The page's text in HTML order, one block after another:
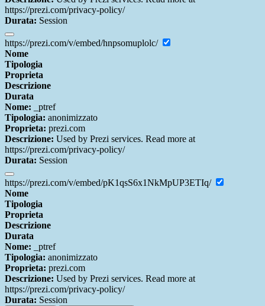
https://prezi.com/privacy-policy/
Durata: Session
https://prezi.com/v/embed/hnpsomuplolc/
Nome
Tipologia
Proprieta
Descrizione
Durata
Nome: _ptref
Tipologia: anonimizzato
Proprieta: prezi.com
Descrizione: Used by Prezi services. Read more at
https://prezi.com/privacy-policy/
Durata: Session
https://prezi.com/v/embed/pK1qsS6x1NkMpUP3ETIq/
Nome
Tipologia
Proprieta
Descrizione
Durata
Nome: _ptref
Tipologia: anonimizzato
Proprieta: prezi.com
Descrizione: Used by Prezi services. Read more at
https://prezi.com/privacy-policy/
Durata: Session